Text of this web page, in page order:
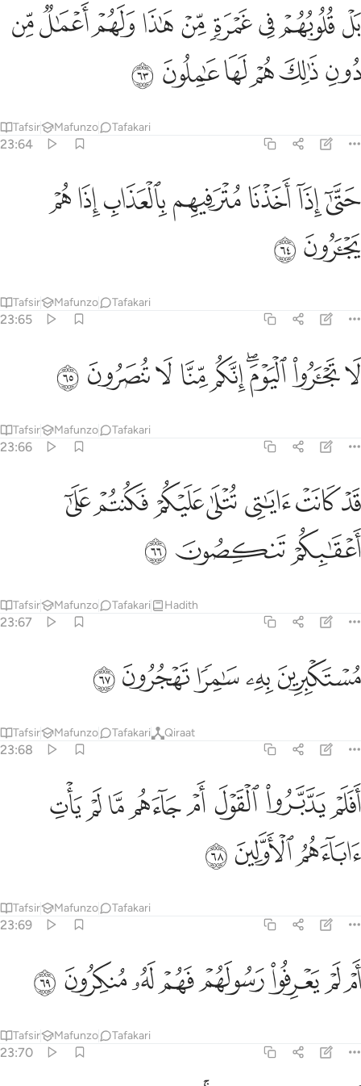
بل قلوبهم في غمرة من هاذا ولهم اعمال من دون ذالك هم لها عاملون ٦٣
بَلْ قُلُوبُهُمْ فِى غَمْرَةٍۢ مِّنْ هَـٰذَا وَلَهُمْ أَعْمَـٰلٌۭ مِّن دُونِ ذَٰلِكَ هُمْ لَهَا
ﱢﱣﱤﱥﱦﱧﱨﱩﱪ
ﱫﱬﱭﱮﱯ ﱰ
Tafsir Mafunzo Tafakari
23:64
حتى اذا اخذنا مترفيهم بالعذاب اذا هم يجارون ٦٤
حَتَّىٰٓ إِذَآ أَخَذْنَا مُتْرَفِيهِم بِٱلْعَذَابِ إِذَا هُمْ يَجْـَٔرُونَ ٦٤
ﱱﱲﱳﱴﱵﱶﱷ
ﱸﱹ
Tafsir Mafunzo Tafakari
23:65
لا تجاروا اليوم انكم منا لا تنصرون ٦٥
لَا تَجْـَٔرُوا۟ ٱلْيَوْمَ ۖ إِنَّكُم مِّنَّا لَا تُنصَرُونَ ٦٥
ﱺﱻﱼﱽﱾﱿﲀﲁ ﲂ
Tafsir Mafunzo Tafakari
23:66
قد كانت اياتي تتلى عليكم فكنتم على اعقابكم تنكصون ٦٦
قَدْ كَانَتْ ءَايَـٰتِى تُتْلَىٰ عَلَيْكُمْ فَكُنتُمْ عَلَىٰٓ أَعْقَـٰبِكُمْ تَنكِصُونَ ٦٦
ﲃﲄﲅﲆﲇﲈﲉ
ﲊﲋﲌ
Tafsir Mafunzo Tafakari Hadith
23:67
مستكبرين به سامرا تهجرون ٦٧
مُسْتَكْبِرِينَ بِهِۦ سَـٰمِرًۭا تَهْجُرُونَ ٦٧
ﲍﲎﲏﲐﲑ
Tafsir Mafunzo Tafakari Qiraat
23:68
افلم يدبروا القول ام جاءهم ما لم يات اباءهم الاولين ٦٨
أَفَلَمْ يَدَّبَّرُوا۟ ٱلْقَوْلَ أَمْ جَآءَهُم مَّا لَمْ يَأْتِ ءَابَآءَهُمُ
ﲒﲓﲔ ﲕﲖﲗﲘﲙ
ﲚﲛﲜ
Tafsir Mafunzo Tafakari
23:69
ام لم يعرفوا رسولهم فهم له منكرون ٦٩
أَمْ لَمْ يَعْرِفُوا۟ رَسُولَهُمْ فَهُمْ لَهُۥ مُنكِرُونَ ٦٩
ﲝﲞﲟﲠﲡﲢﲣﲤ
Tafsir Mafunzo Tafakari
23:70